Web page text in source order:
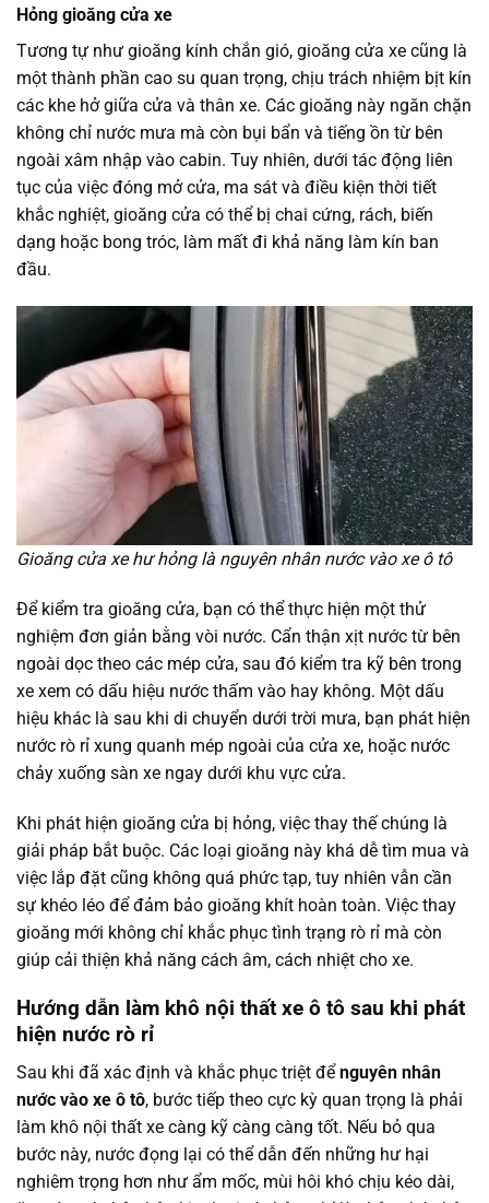
Hỏng gioăng cửa xe
Tương tự như gioăng kính chắn gió, gioăng cửa xe cũng là
một thành phần cao su quan trọng, chịu trách nhiệm bịt kín
các khe hở giữa cửa và thân xe. Các gioăng này ngăn chặn
không chỉ nước mưa mà còn bụi bẩn và tiếng ồn từ bên
ngoài xâm nhập vào cabin. Tuy nhiên, dưới tác động liên
tục của việc đóng mở cửa, ma sát và điều kiện thời tiết
khắc nghiệt, gioăng cửa có thể bị chai cứng, rách, biến
dạng hoặc bong tróc, làm mất đi khả năng làm kín ban
đầu.
Gioăng cửa xe hư hỏng là nguyên nhân nước vào xe ô tô
Để kiểm tra gioăng cửa, bạn có thể thực hiện một thử
nghiệm đơn giản bằng vòi nước. Cẩn thận xịt nước từ bên
ngoài dọc theo các mép cửa, sau đó kiểm tra kỹ bên trong
xe xem có dấu hiệu nước thấm vào hay không. Một dấu
hiệu khác là sau khi di chuyển dưới trời mưa, bạn phát hiện
nước rò rỉ xung quanh mép ngoài của cửa xe, hoặc nước
chảy xuống sàn xe ngay dưới khu vực cửa.
Khi phát hiện gioăng cửa bị hỏng, việc thay thế chúng là
giải pháp bắt buộc. Các loại gioăng này khá dễ tìm mua và
việc lắp đặt cũng không quá phức tạp, tuy nhiên vẫn cần
sự khéo léo để đảm bảo gioăng khít hoàn toàn. Việc thay
gioăng mới không chỉ khắc phục tình trạng rò rỉ mà còn
giúp cải thiện khả năng cách âm, cách nhiệt cho xe.
Hướng dẫn làm khô nội thất xe ô tô sau khi phát
hiện nước rò rỉ
Sau khi đã xác định và khắc phục triệt đểnguyên nhân
nước vào xe ô tô, bước tiếp theo cực kỳ quan trọng là phải
làm khô nội thất xe càng kỹ càng càng tốt. Nếu bỏ qua
bước này, nước đọng lại có thể dẫn đến những hư hại
nghiêm trọng hơn như ẩm mốc, mùi hôi khó chịu kéo dài,